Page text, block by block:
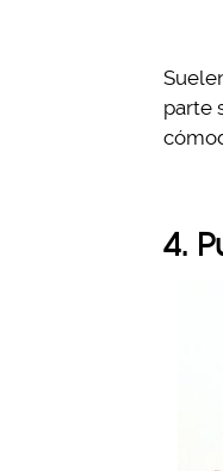
parte
4.